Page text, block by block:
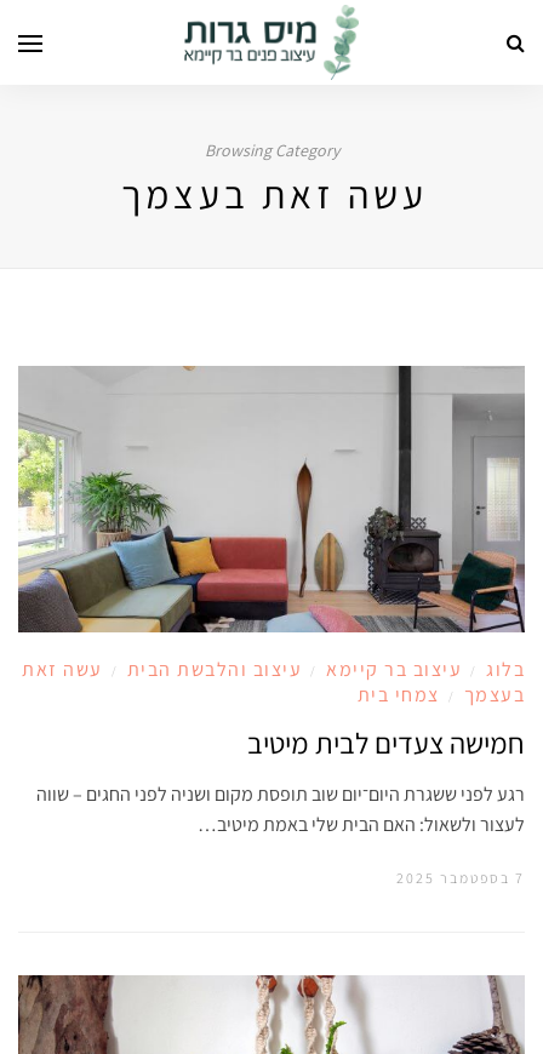
Browsing Category
עשה זאת בעצמך
בלוג / עיצוב בר קיימא / עיצוב והלבשת הבית /
עשה זאת
בעצמך
/ צמחי בית
חמישה צעדים לבית מיטיב
רגע לפני ששגרת היום־יום שוב תופסת מקום ושניה לפני החגים – שווה
לעצור ולשאול: האם הבית שלי באמת מיטיב…
7 בספטמבר 2025